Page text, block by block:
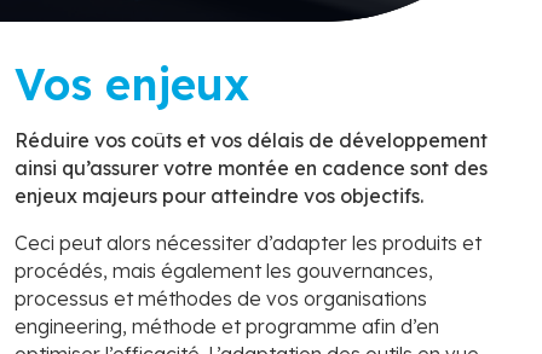
Vos enjeux
Réduire vos coûts et vos délais de développement
ainsi qu’assurer votre montée en cadence sont des
enjeux majeurs pour atteindre vos objectifs.
Ceci peut alors nécessiter d’adapter les produits et
procédés, mais également les gouvernances,
processus et méthodes de vos organisations
engineering, méthode et programme afin d’en